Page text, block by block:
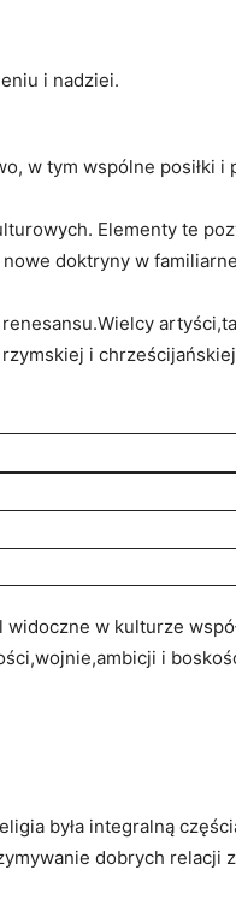
i ‌nadziei.
w tym wspólne⁣ posiłki i
Elementy te
doktryny w
i chrześcijańskiej.
w kulturze
i
była integralną
dobrych‍ relacji